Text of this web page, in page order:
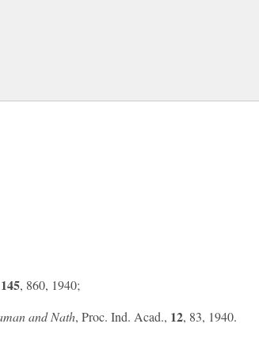
145, 860, 1940;
and Nath, Proc. Ind. Acad., 12, 83, 1940.